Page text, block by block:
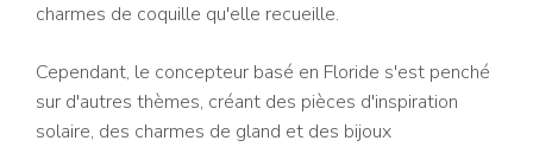
charmes de coquille qu'elle recueille.
Cependant, le concepteur basé en Floride s'est penché
sur d'autres thèmes, créant des pièces d'inspiration
solaire, des charmes de gland et des bijoux